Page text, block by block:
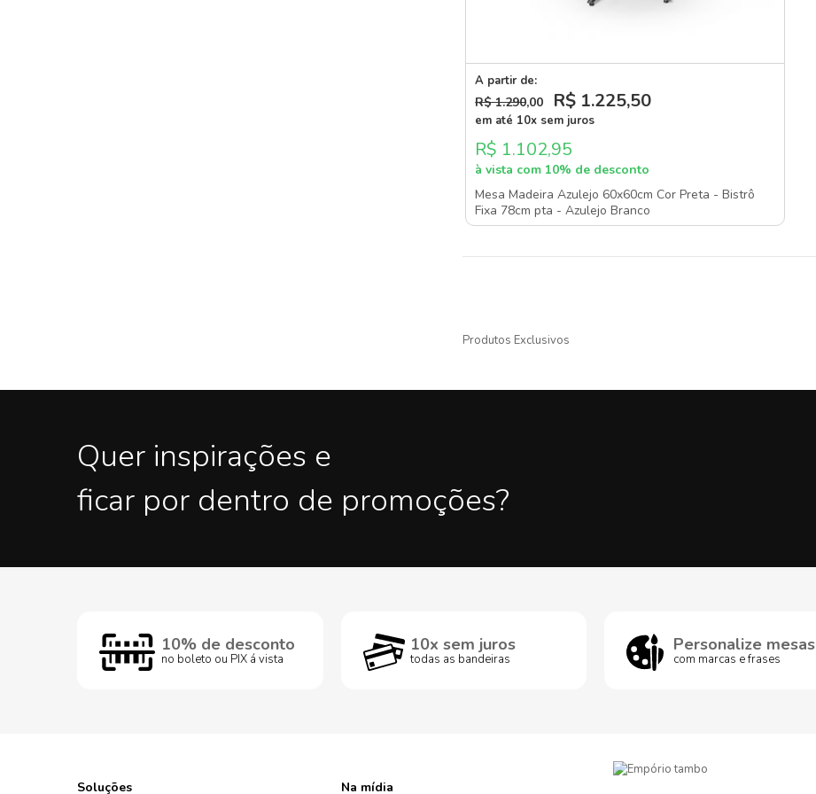
A partir de:
R$ 1.290,00 R$ 1.225,50
em até 10x sem juros
R$ 1.102,95
à vista com 10% de desconto
Mesa Madeira Azulejo 60x60cm Cor Preta - Bistrô
Fixa 78cm pta - Azulejo Branco
Produtos Exclusivos
Quer inspirações e
ficar por dentro de promoções?
10% de desconto
no boleto ou PIX á vista
10x sem juros
todas as bandeiras
Personalize mesas
com marcas e frases
Soluções Na mídia